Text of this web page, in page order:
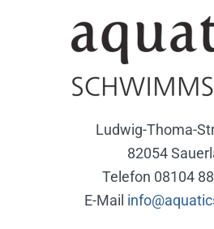
Ludwig-Thoma-
82054
Telefon 08104
E-Mail